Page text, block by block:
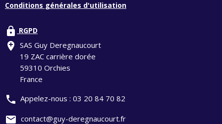
Conditions générales d'utilisation
lock RGPD
add_location SAS Guy Deregnaucourt
19 ZAC carrière dorée
59310 Orchies
France
phone Appelez-nous : 03 20 84 70 82
mail contact@guy-deregnaucourt.fr